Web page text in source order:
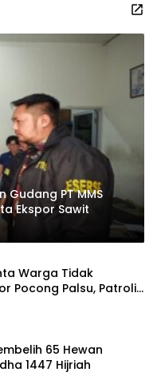
PT MMS
Ekspor Sawit
Warga Tidak
Pocong Palsu, Patroli
65 Hewan
1447 Hijriah